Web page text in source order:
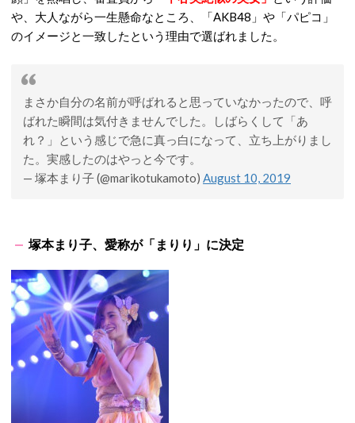
や、大人ながら一生懸命なところ、「AKB48」や「パピコ」
のイメージと一致したという理由で選ばれました。
まさか自分の名前が呼ばれると思っていなかったので、呼
ばれた瞬間は気付きませんでした。しばらくして「あ
れ？」という感じで急に真っ白になって、立ち上がりまし
た。実感したのはやっと今です。
— 塚本まり子 (@marikotukamoto) August 10, 2019
塚本まり子、愛称が「まりり」に決定